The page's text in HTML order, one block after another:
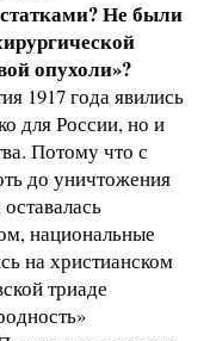
Не были
опухоли»?
1917 года явились
для России, но и
Потому что с
до уничтожения
национальные
на христианском
триаде